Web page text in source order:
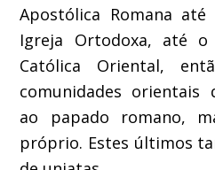
Apostólica Romana
Igreja Ortodoxa, até
Católica Oriental,
comunidades orientais
ao papado romano,
próprio. Estes últimos